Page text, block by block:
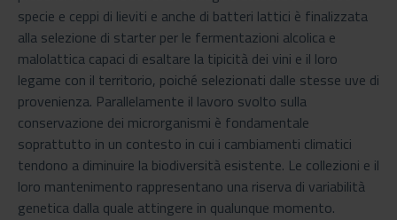
specie e ceppi di lieviti e anche di batteri lattici è finalizzata
alla selezione di starter per le fermentazioni alcolica e
malolattica capaci di esaltare la tipicità dei vini e il loro
legame con il territorio, poiché selezionati dalle stesse uve di
provenienza. Parallelamente il lavoro svolto sulla
conservazione dei microrganismi è fondamentale
soprattutto in un contesto in cui i cambiamenti climatici
tendono a diminuire la biodiversità esistente. Le collezioni e il
loro mantenimento rappresentano una riserva di variabilità
genetica dalla quale attingere in qualunque momento.